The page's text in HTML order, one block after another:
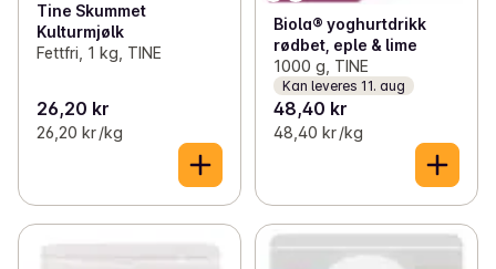
Tine Skummet
Kulturmjølk
Fettfri, 1 kg, TINE
26,20 kr
26,20 kr /kg
Biola® yoghurtdrikk
rødbet, eple & lime
1000 g, TINE
Kan leveres 11. aug
48,40 kr
48,40 kr /kg